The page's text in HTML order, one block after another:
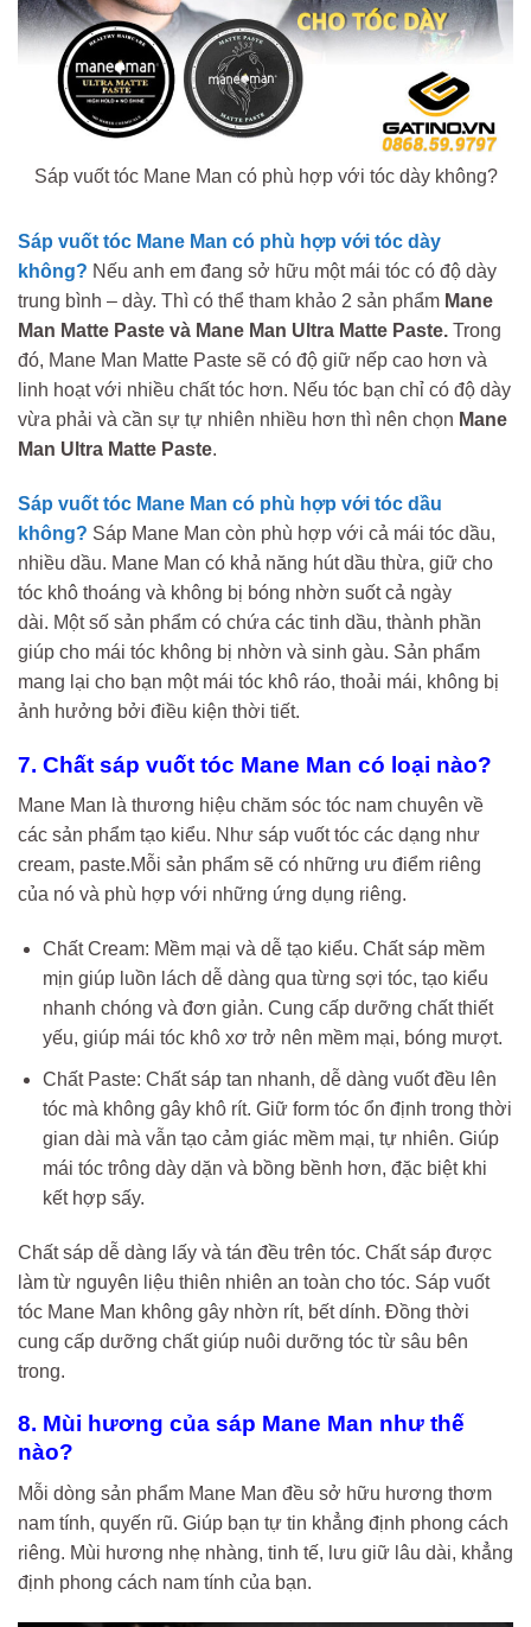
Sáp vuốt tóc Mane Man có phù hợp với tóc dày không?
Sáp vuốt tóc Mane Man có phù hợp với tóc dày
không? Nếu anh em đang sở hữu một mái tóc có độ dày
trung bình – dày. Thì có thể tham khảo 2 sản phẩm Mane
Man Matte Paste và Mane Man Ultra Matte Paste. Trong
đó, Mane Man Matte Paste sẽ có độ giữ nếp cao hơn và
linh hoạt với nhiều chất tóc hơn. Nếu tóc bạn chỉ có độ dày
vừa phải và cần sự tự nhiên nhiều hơn thì nên chọn Mane
Man Ultra Matte Paste.
Sáp vuốt tóc Mane Man có phù hợp với tóc dầu
không? Sáp Mane Man còn phù hợp với cả mái tóc dầu,
nhiều dầu. Mane Man có khả năng hút dầu thừa, giữ cho
tóc khô thoáng và không bị bóng nhờn suốt cả ngày
dài. Một số sản phẩm có chứa các tinh dầu, thành phần
giúp cho mái tóc không bị nhờn và sinh gàu. Sản phẩm
mang lại cho bạn một mái tóc khô ráo, thoải mái, không bị
ảnh hưởng bởi điều kiện thời tiết.
7. Chất sáp vuốt tóc Mane Man có loại nào?
Mane Man là thương hiệu chăm sóc tóc nam chuyên về
các sản phẩm tạo kiểu. Như sáp vuốt tóc các dạng như
cream, paste.Mỗi sản phẩm sẽ có những ưu điểm riêng
của nó và phù hợp với những ứng dụng riêng.
Chất Cream: Mềm mại và dễ tạo kiểu. Chất sáp mềm
mịn giúp luồn lách dễ dàng qua từng sợi tóc, tạo kiểu
nhanh chóng và đơn giản. Cung cấp dưỡng chất thiết
yếu, giúp mái tóc khô xơ trở nên mềm mại, bóng mượt.
Chất Paste: Chất sáp tan nhanh, dễ dàng vuốt đều lên
tóc mà không gây khô rít. Giữ form tóc ổn định trong thời
gian dài mà vẫn tạo cảm giác mềm mại, tự nhiên. Giúp
mái tóc trông dày dặn và bồng bềnh hơn, đặc biệt khi
kết hợp sấy.
Chất sáp dễ dàng lấy và tán đều trên tóc. Chất sáp được
làm từ nguyên liệu thiên nhiên an toàn cho tóc. Sáp vuốt
tóc Mane Man không gây nhờn rít, bết dính. Đồng thời
cung cấp dưỡng chất giúp nuôi dưỡng tóc từ sâu bên
trong.
8. Mùi hương của sáp Mane Man như thế
nào?
Mỗi dòng sản phẩm Mane Man đều sở hữu hương thơm
nam tính, quyến rũ. Giúp bạn tự tin khẳng định phong cách
riêng. Mùi hương nhẹ nhàng, tinh tế, lưu giữ lâu dài, khẳng
định phong cách nam tính của bạn.